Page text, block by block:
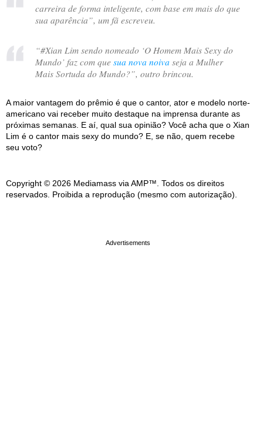
carreira de forma inteligente, com base em mais do que
sua aparência”, um fã escreveu.
“#Xian Lim sendo nomeado ‘O Homem Mais Sexy do
Mundo’ faz com que sua nova noiva seja a Mulher
Mais Sortuda do Mundo?”, outro brincou.
A maior vantagem do prêmio é que o cantor, ator e modelo norte-
americano vai receber muito destaque na imprensa durante as
próximas semanas. E aí, qual sua opinião? Você acha que o Xian
Lim é o cantor mais sexy do mundo? E, se não, quem recebe
seu voto?
Copyright © 2026 Mediamass via AMP™. Todos os direitos
reservados. Proibida a reprodução (mesmo com autorização).